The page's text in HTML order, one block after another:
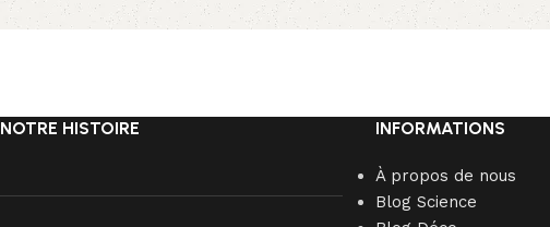
NOTRE HISTOIRE INFORMATIONS
À propos de nous
Blog Science